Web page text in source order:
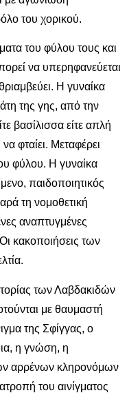
του χορικού.
του φύλου τους και
να υπερηφανεύεται
Η γυναίκα
της γης, από την
βασίλισσα είτε απλή
φταίει. Μεταφέρει
φύλου. Η γυναίκα
παιδοποιητικός
τη νομοθετική
αναπτυγμένες
κακοποιήσεις των
των Λαβδακιδών
με θαυμαστή
της Σφίγγας, ο
η γνώση, η
αρρένων κληρονόμων
του αινίγματος